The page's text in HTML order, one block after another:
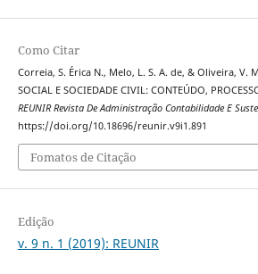
Como Citar
Correia, S. Érica N., Melo, L. S. A. de, & Oliveira, V.
SOCIAL E SOCIEDADE CIVIL: CONTEÚDO,
REUNIR Revista De Administração Contabilidade E
https://doi.org/10.18696/reunir.v9i1.891
Fomatos de Citação
Edição
v. 9 n. 1 (2019): REUNIR